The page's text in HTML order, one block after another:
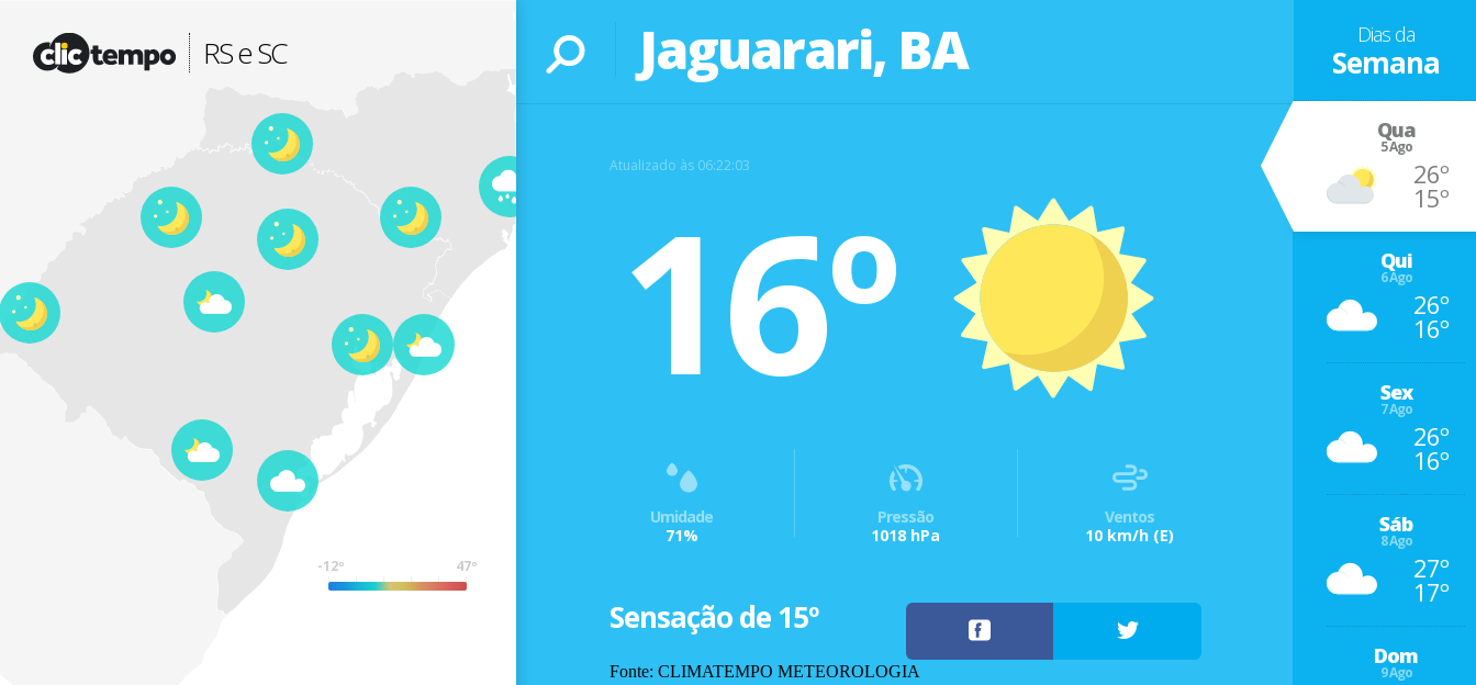
Jaguarari, BA
RS e SC
-12º 47º
Atualizado às 06:22:03
16º
Umidade
71%
Pressão
1018 hPa
Ventos
10 km/h (E)
Sensação de 15º
Fonte: CLIMATEMPO METEOROLOGIA
Dias da
Semana
Qua
5 Ago
26º
15º
Qui
6 Ago
26º
16º
Sex
7 Ago
26º
16º
Sáb
8 Ago
27º
17º
Dom
9 Ago